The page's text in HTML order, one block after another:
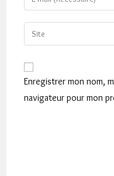
comment
your
email
address
comment
Saisir
l’URL
votre
site
(facultatif)
Enregistrer mon nom,
navigateur pour mon